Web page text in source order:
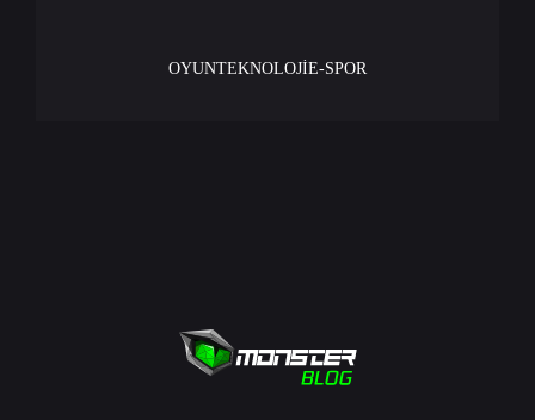
OYUNTEKNOLOJİE-SPOR